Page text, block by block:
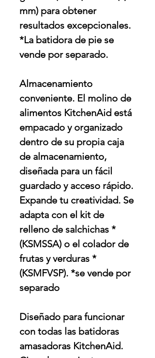
mm) para obtener
resultados excepcionales.
*La batidora de pie se
vende por separado.
Almacenamiento
conveniente. El molino de
alimentos KitchenAid está
empacado y organizado
dentro de su propia caja
de almacenamiento,
diseñada para un fácil
guardado y acceso rápido.
Expande tu creatividad. Se
adapta con el kit de
relleno de salchichas *
(KSMSSA) o el colador de
frutas y verduras *
(KSMFVSP). *se vende por
separado
Diseñado para funcionar
con todas las batidoras
amasadoras KitchenAid.